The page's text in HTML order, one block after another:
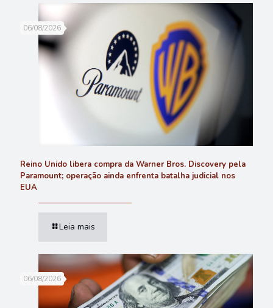
06/08/2026
Reino Unido libera compra da Warner Bros. Discovery pela
Paramount; operação ainda enfrenta batalha judicial nos
EUA
Leia mais
06/08/2026